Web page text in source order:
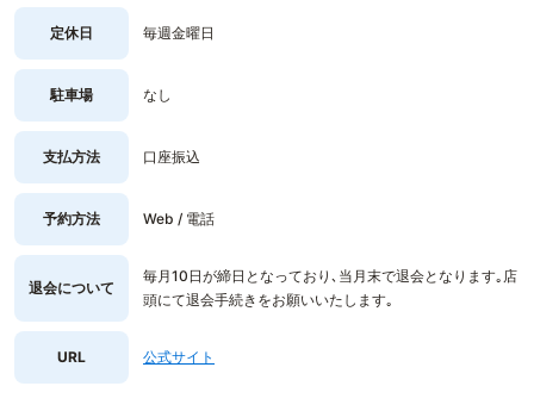
定休日 毎週金曜日
駐車場 なし
支払方法 口座振込
予約方法 Web / 電話
退会について
毎月10日が締日となっており､当月末で退会となります｡店
頭にて退会手続きをお願いいたします｡
URL 公式サイト